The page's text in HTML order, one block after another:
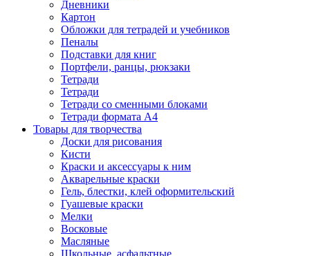
Дневники
Картон
Обложки для тетрадей и учебников
Пеналы
Подставки для книг
Портфели, ранцы, рюкзаки
Тетради
Тетради
Тетради со сменными блоками
Тетради формата А4
Товары для творчества
Доски для рисования
Кисти
Краски и аксессуары к ним
Акварельные краски
Гель, блестки, клей оформительский
Гуашевые краски
Мелки
Восковые
Масляные